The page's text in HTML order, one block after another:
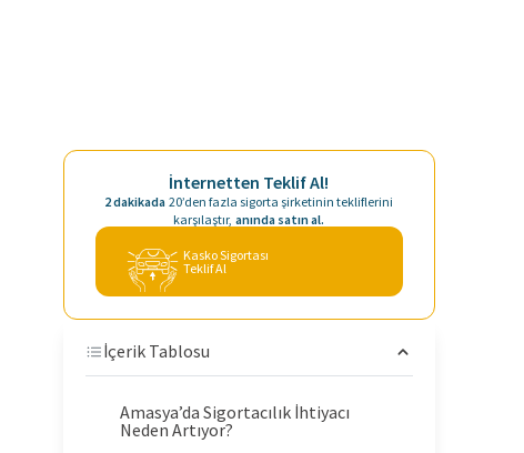
İnternetten Teklif Al!
2 dakikada 20’den fazla sigorta şirketinin tekliflerini
karşılaştır, anında satın al.
Kasko Sigortası
Teklif Al
İçerik Tablosu
Amasya’da Sigortacılık İhtiyacı
Neden Artıyor?